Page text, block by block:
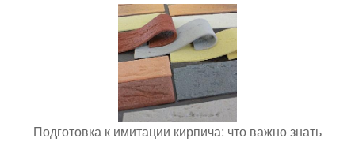
Подготовка к имитации кирпича: что важно знать